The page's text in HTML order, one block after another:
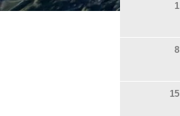
1
8
15